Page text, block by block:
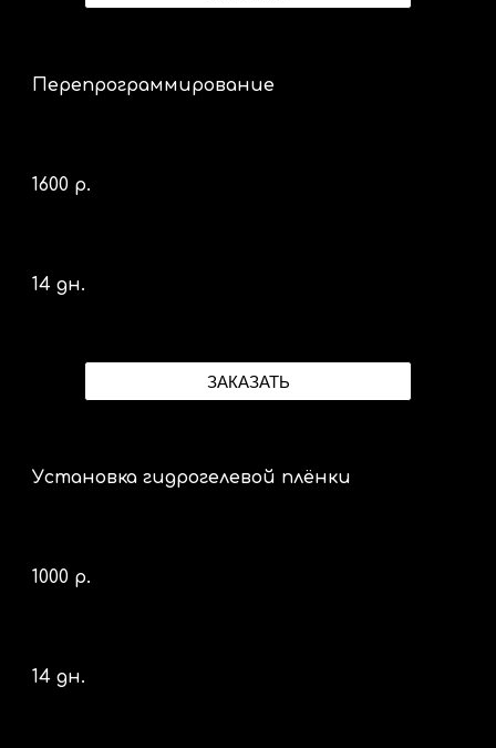
Перепрограммирование
1600 р.
14 дн.
ЗАКАЗАТЬ
Установка гидрогелевой плёнки
1000 р.
14 дн.